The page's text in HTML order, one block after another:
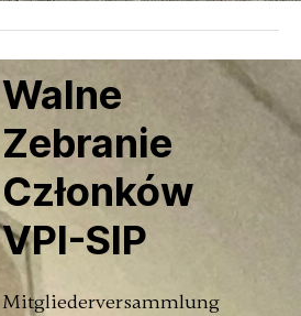
Walne
Zebranie
Członków
VPI-SIP
Mitgliederversammlung